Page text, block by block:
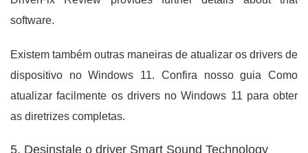
software.
Existem também outras maneiras de atualizar os drivers de
dispositivo no Windows 11. Confira nosso guia Como
atualizar facilmente os drivers no Windows 11 para obter
as diretrizes completas.
5. Desinstale o driver Smart Sound Technology